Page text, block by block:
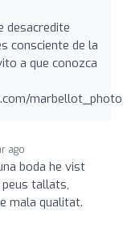
desacredite
consciente de la
a que conozca
ago
boda he vist
tallats,
mala qualitat.